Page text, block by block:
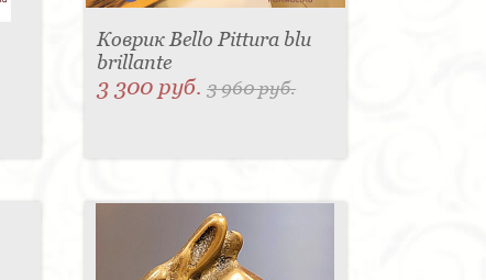
Коврик Bello Pittura blu
brillante
3 300 руб.3 960 руб.